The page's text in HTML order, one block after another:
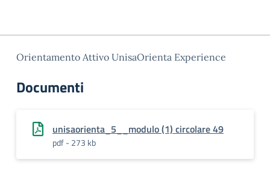
Orientamento Attivo UnisaOrienta Experience
Documenti
unisaorienta_5__modulo (1) circolare 49
pdf - 273 kb